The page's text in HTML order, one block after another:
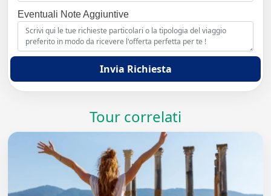
Eventuali Note Aggiuntive
Invia Richiesta
Tour correlati